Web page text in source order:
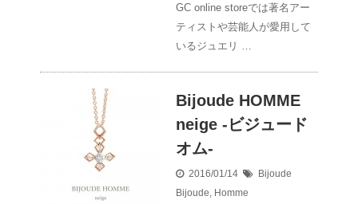
GC online storeでは著名アー
ティストや芸能人が愛用して
いるジュエリ …
Bijoude HOMME
neige -ビジュード
オム-
2016/01/14
Bijoude
Bijoude, Homme